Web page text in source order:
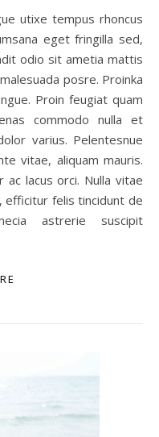
utixe tempus rhoncus
eget fringilla sed,
odio sit ametia mattis
posre. Proinka
Proin feugiat quam
commodo nulla et
varius. Pelentesnue
vitae, aliquam mauris.
lacus orci. Nulla vitae
efficitur felis tincidunt de
astrerie suscipit